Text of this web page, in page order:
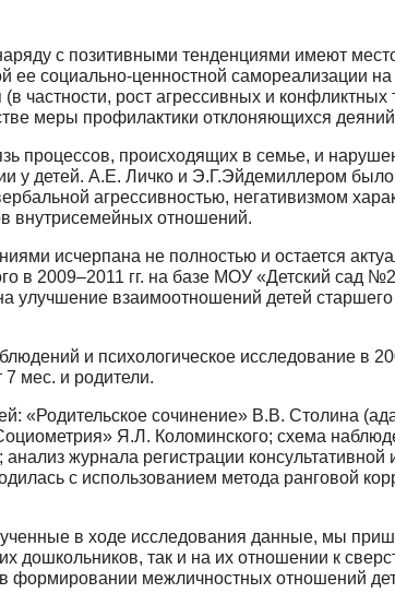
с позитивными тенденци­ями имеют
ее социально-ценностной самореализации
частности, рост агрессивных и
меры профилактики отклоняющихся
процессов, происходящих в се­мье, и
у детей. А.Е. Личко и Э.Г.Эйдемиллером
агрессивностью, негативизмом
внутрисемейных отношений.
исчерпана не полностью и остается
в 2009–2011 гг. на базе МОУ «Детский сад
улучшение взаимоотношений детей
и психологическое ис­следование в
7 мес. и родители.
«Родительское сочинение» В.В. Столина
Я.Л. Коломинского; схема
журнала реги­страции консультативной
с использованием метода ранговой
в ходе исследования данные, мы
дошкольников, так и на их отношении к
формировании меж­личностных отношений